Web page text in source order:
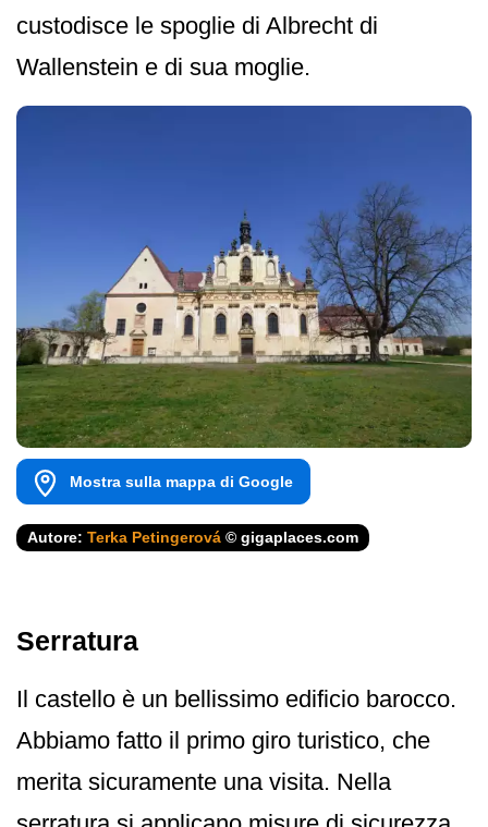
custodisce le spoglie di Albrecht di
Wallenstein e di sua moglie.
Mostra sulla mappa di Google
Autore: Terka Petingerová © gigaplaces.com
Serratura
Il castello è un bellissimo edificio barocco.
Abbiamo fatto il primo giro turistico, che
merita sicuramente una visita. Nella